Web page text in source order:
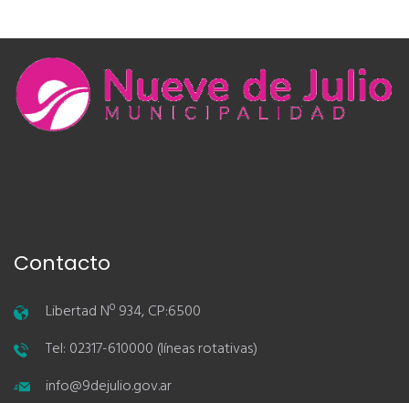
Contacto
Libertad Nº 934, CP:6500
Tel: 02317-610000 (líneas rotativas)
info@9dejulio.gov.ar